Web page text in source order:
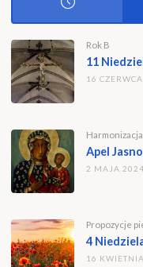
Rok B
11
16
Harmonizacja
Apel
2 MAJA 2024
Propozycje
4
16